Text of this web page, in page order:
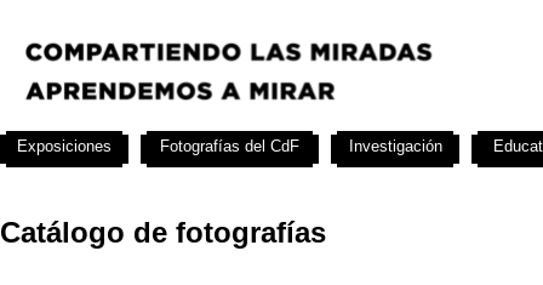
Catálogo de fotografías
Exposiciones Fotografías del CdF Investigación